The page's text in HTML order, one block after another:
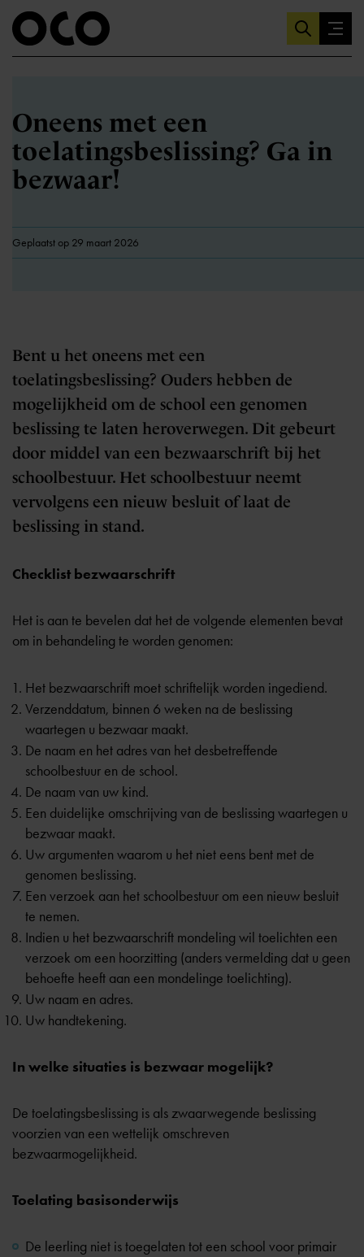
Oneens met een
toelatingsbeslissing? Ga in
bezwaar!
Geplaatst op 29 maart 2026
Bent u het oneens met een
toelatingsbeslissing? Ouders hebben de
mogelijkheid om de school een genomen
beslissing te laten heroverwegen. Dit gebeurt
door middel van een bezwaarschrift bij het
schoolbestuur. Het schoolbestuur neemt
vervolgens een nieuw besluit of laat de
beslissing in stand.
Checklist bezwaarschrift
Het is aan te bevelen dat het de volgende elementen bevat
om in behandeling te worden genomen:
Het bezwaarschrift moet schriftelijk worden ingediend.
Verzenddatum, binnen 6 weken na de beslissing
waartegen u bezwaar maakt.
De naam en het adres van het desbetreffende
schoolbestuur en de school.
De naam van uw kind.
Een duidelijke omschrijving van de beslissing waartegen u
bezwaar maakt.
Uw argumenten waarom u het niet eens bent met de
genomen beslissing.
Een verzoek aan het schoolbestuur om een nieuw besluit
te nemen.
Indien u het bezwaarschrift mondeling wil toelichten een
verzoek om een hoorzitting (anders vermelding dat u geen
behoefte heeft aan een mondelinge toelichting).
Uw naam en adres.
Uw handtekening.
In welke situaties is bezwaar mogelijk?
De toelatingsbeslissing is als zwaarwegende beslissing
voorzien van een wettelijk omschreven
bezwaarmogelijkheid.
Toelating basisonderwijs
De leerling niet istoegelaten tot een school voor primair